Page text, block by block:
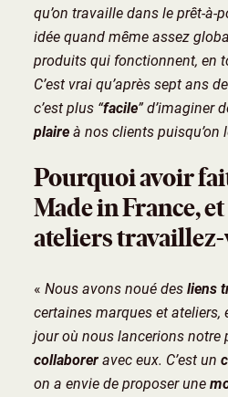
qu’on travaille dans le prêt-à-
idée quand même assez
produits qui fonctionnent, en
C’est vrai qu’après sept ans
c’est plus “facile” d’imaginer
plaireà nos clients puisqu’on
Pourquoi avoir
Made in France,
ateliers travaillez-
« Nous avons noué des liens
certaines marques et ateliers,
jour où nous lancerions notre
collaboreravec eux. C’est un
on a envie de proposer une